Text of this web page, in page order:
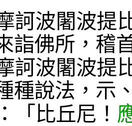
訶波闍波提
詣佛所，稽
訶波闍波提
種說法，示
「比丘尼！